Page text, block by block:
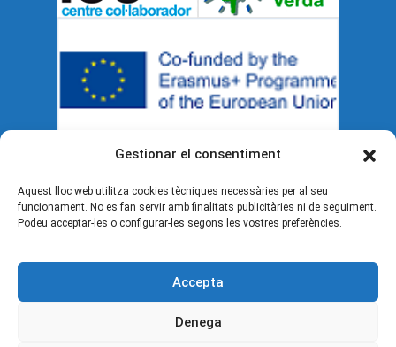
Gestionar el consentiment
Aquest lloc web utilitza cookies tècniques necessàries per al seu
funcionament. No es fan servir amb finalitats publicitàries ni de seguiment.
Podeu acceptar-les o configurar-les segons les vostres preferències.
Accepta
Denega
Documents legals